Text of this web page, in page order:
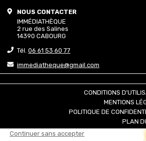
NOUS CONTACTER
IMMÉDIATHÈQUE
2 rue des Salines
14390 CABOURG
Tél. 06 61 53 60 77
immediatheque@gmail.com
CONDITIONS
MENTIONS
POLITIQUE DE
PLAN